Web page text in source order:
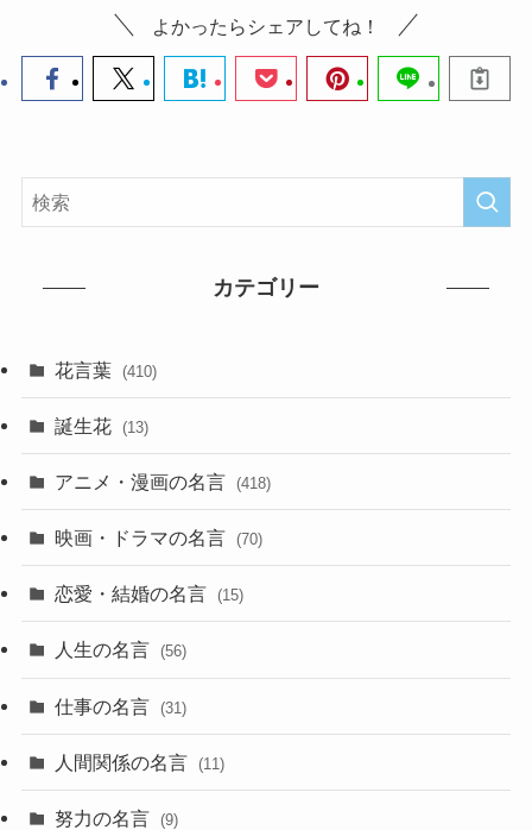
よかったらシェアしてね！
カテゴリー
花言葉 (410)
誕生花 (13)
アニメ・漫画の名言 (418)
映画・ドラマの名言 (70)
恋愛・結婚の名言 (15)
人生の名言 (56)
仕事の名言 (31)
人間関係の名言 (11)
努力の名言 (9)